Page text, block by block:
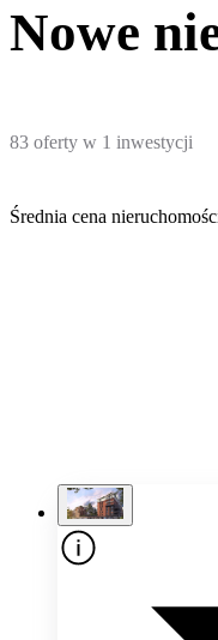
Nowe
83 oferty w 1 inwestycji
Średnia cena